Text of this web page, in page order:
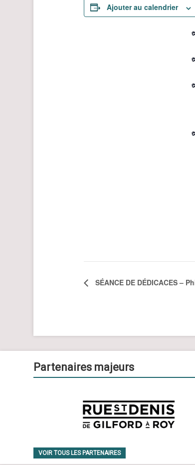
Ajouter au calendrier
SÉANCE DE DÉDICACES –
Partenaires majeurs
VOIR TOUS LES PARTENAIRES